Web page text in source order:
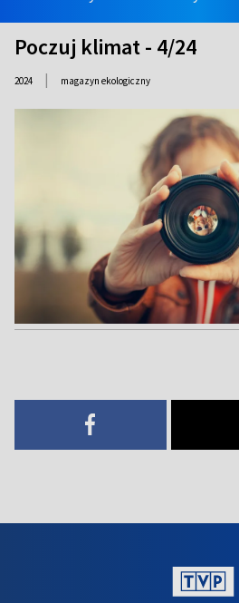
Poczuj klimat - 4/24
2024 | magazyn ekologiczny